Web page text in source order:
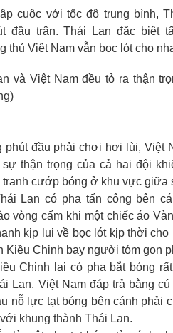
cuộc với tốc độ trung bình,
đầu trận. Thái Lan đặc biệt
thủ Việt Nam vẫn bọc lót cho
và Việt Nam đều tỏ ra thận
phút đầu phải chơi hơi lùi, Việt
sự thận trọng của cả hai đội
tranh cướp bóng ở khu vực giữa
Lan có pha tấn công bên
vòng cấm khi một chiếc áo
kịp lui về bọc lót kịp thời
Kiều Chinh bay người tóm gọn
Chinh lại có pha bắt bóng
Lan. Việt Nam đáp trả bằng
nỗ lực tạt bóng bên cánh phải
khung thành Thái Lan.